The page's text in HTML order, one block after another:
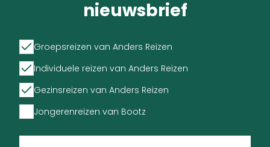
nieuwsbrief
Groepsreizen van Anders Reizen
Individuele reizen van Anders Reizen
Gezinsreizen van Anders Reizen
Jongerenreizen van Bootz